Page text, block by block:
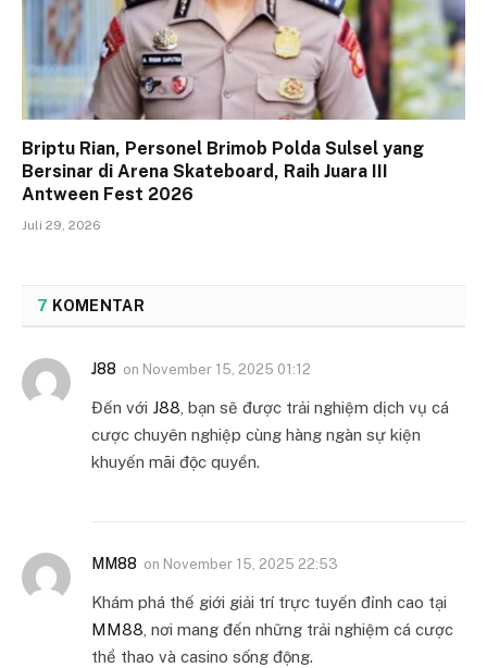
Briptu Rian, Personel Brimob Polda Sulsel yang
Bersinar di Arena Skateboard, Raih Juara III
Antween Fest 2026
Juli 29, 2026
7 KOMENTAR
J88 on November 15, 2025 01:12
Đến với J88, bạn sẽ được trải nghiệm dịch vụ cá
cược chuyên nghiệp cùng hàng ngàn sự kiện
khuyến mãi độc quyền.
MM88 on November 15, 2025 22:53
Khám phá thế giới giải trí trực tuyến đỉnh cao tại
MM88, nơi mang đến những trải nghiệm cá cược
thể thao và casino sống động.